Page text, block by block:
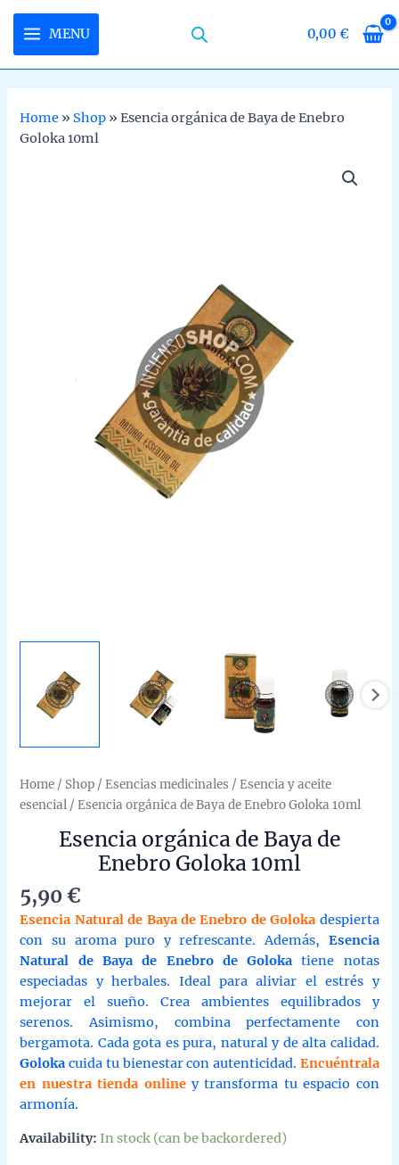
content
MENU 0,00€
Home » Shop »Esencia orgánica de Baya de Enebro
Goloka 10ml
Home / Shop /Esencias medicinales /Esencia y aceite
esencial / Esencia orgánica de Baya de Enebro Goloka 10ml
Esencia orgánica de Baya de
Enebro Goloka 10ml
5,90€
Esencia Natural de Baya de Enebro de Goloka despierta
con su aroma puro y refrescante. Además, Esencia
Natural de Baya de Enebro de Goloka tiene notas
especiadas y herbales. Ideal para aliviar el estrés y
mejorar el sueño. Crea ambientes equilibrados y
serenos. Asimismo, combina perfectamente con
bergamota. Cada gota es pura, natural y de alta calidad.
Goloka cuida tu bienestar con autenticidad. Encuéntrala
en nuestra tienda onliney transforma tu espacio con
armonía.
Availability: In stock (can be backordered)